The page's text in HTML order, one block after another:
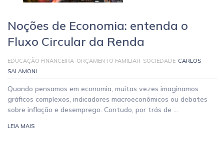
Noções de Economia: entenda o
Fluxo Circular da Renda
EDUCAÇÃO FINANCEIRA ORÇAMENTO FAMILIAR SOCIEDADE CARLOS
SALAMONI
Quando pensamos em economia, muitas vezes imaginamos
gráficos complexos, indicadores macroeconômicos ou debates
sobre inflação e desemprego. Contudo, por trás de …
LEIA MAIS